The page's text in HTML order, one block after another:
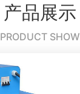
产品展示
PRODUCT SHOW